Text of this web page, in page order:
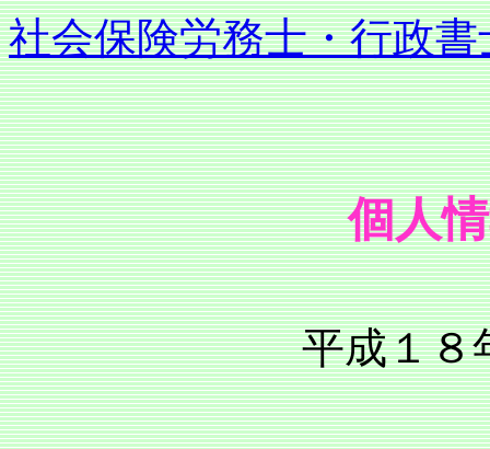
社会保険労務士・行政
個人
平成１８